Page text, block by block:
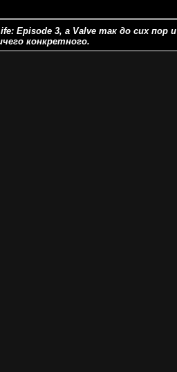
Episode 3, а Valve так до сих пор и
конкретного.